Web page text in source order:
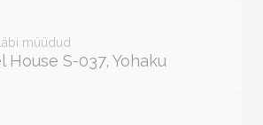
(#6), Lamp x Paperi